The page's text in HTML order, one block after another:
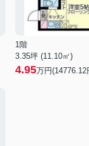
1階
3.35坪 (11.10㎡)
4.95万円(14776.12